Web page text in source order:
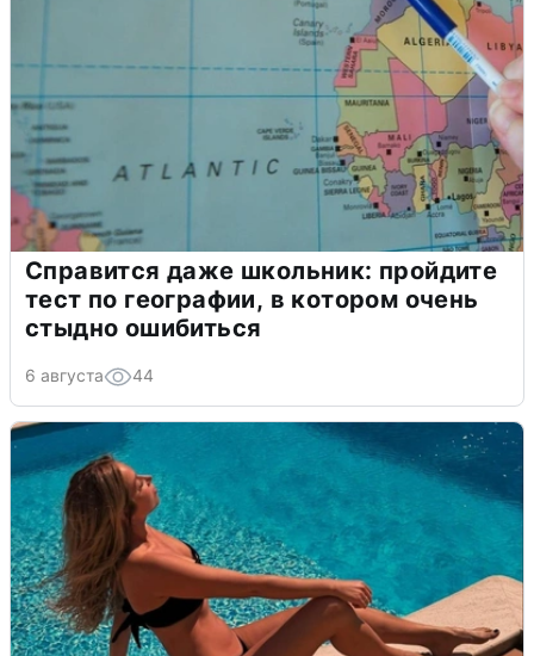
Справится даже школьник: пройдите
тест по географии, в котором очень
стыдно ошибиться
6 августа 44